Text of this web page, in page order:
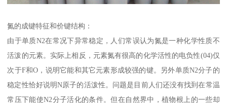
氮的成键特征和价键结构：
由于单质N2在常况下异常稳定，人们常误认为氮是一种化学性质不
活泼的元素。实际上相反，元素氮有很高的化学活性的电负性(04)仅
次于F和O，说明它能和其它元素形成较强的键。另外单质N2分子的
稳定性恰好说明N原子的活泼性。问题是目前人们还没有找到在常温
常压下能使N2分子活化的条件。但在自然界中，植物根上的一些却